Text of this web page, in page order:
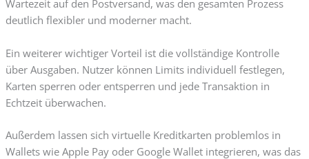
Wartezeit auf den Postversand, was den gesamten Prozess
deutlich flexibler und moderner macht.
Ein weiterer wichtiger Vorteil ist die vollständige Kontrolle
über Ausgaben. Nutzer können Limits individuell festlegen,
Karten sperren oder entsperren und jede Transaktion in
Echtzeit überwachen.
Außerdem lassen sich virtuelle Kreditkarten problemlos in
Wallets wie Apple Pay oder Google Wallet integrieren, was das